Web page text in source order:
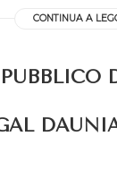
CONTINUA A